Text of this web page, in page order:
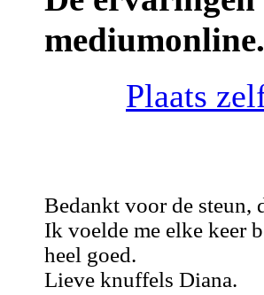
Plaats
Bedankt voor de steun,
Ik voelde me elke keer
heel goed.
Lieve knuffels Diana.